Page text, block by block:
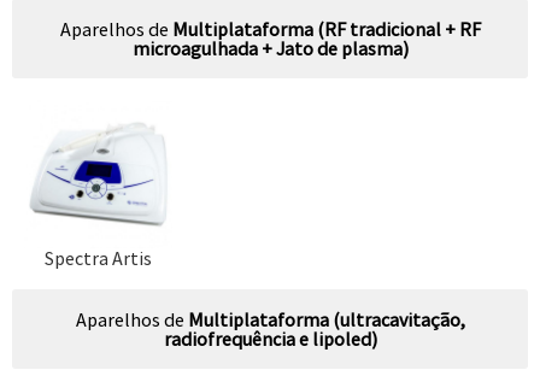
Aparelhos de Multiplataforma (RF tradicional + RF
microagulhada + Jato de plasma)
Spectra Artis
Aparelhos de Multiplataforma (ultracavitação,
radiofrequência e lipoled)